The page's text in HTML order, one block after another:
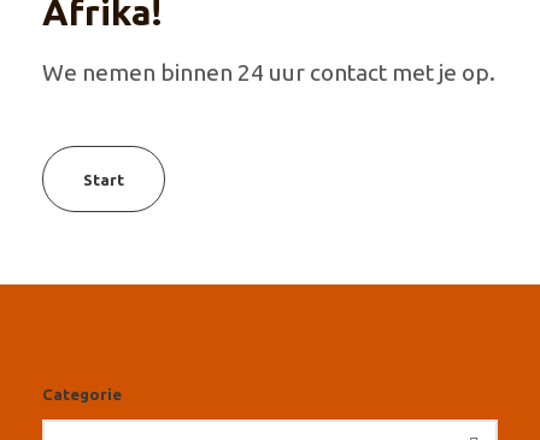
Afrika!
We nemen binnen 24 uur contact met je op.
Start
Categorie